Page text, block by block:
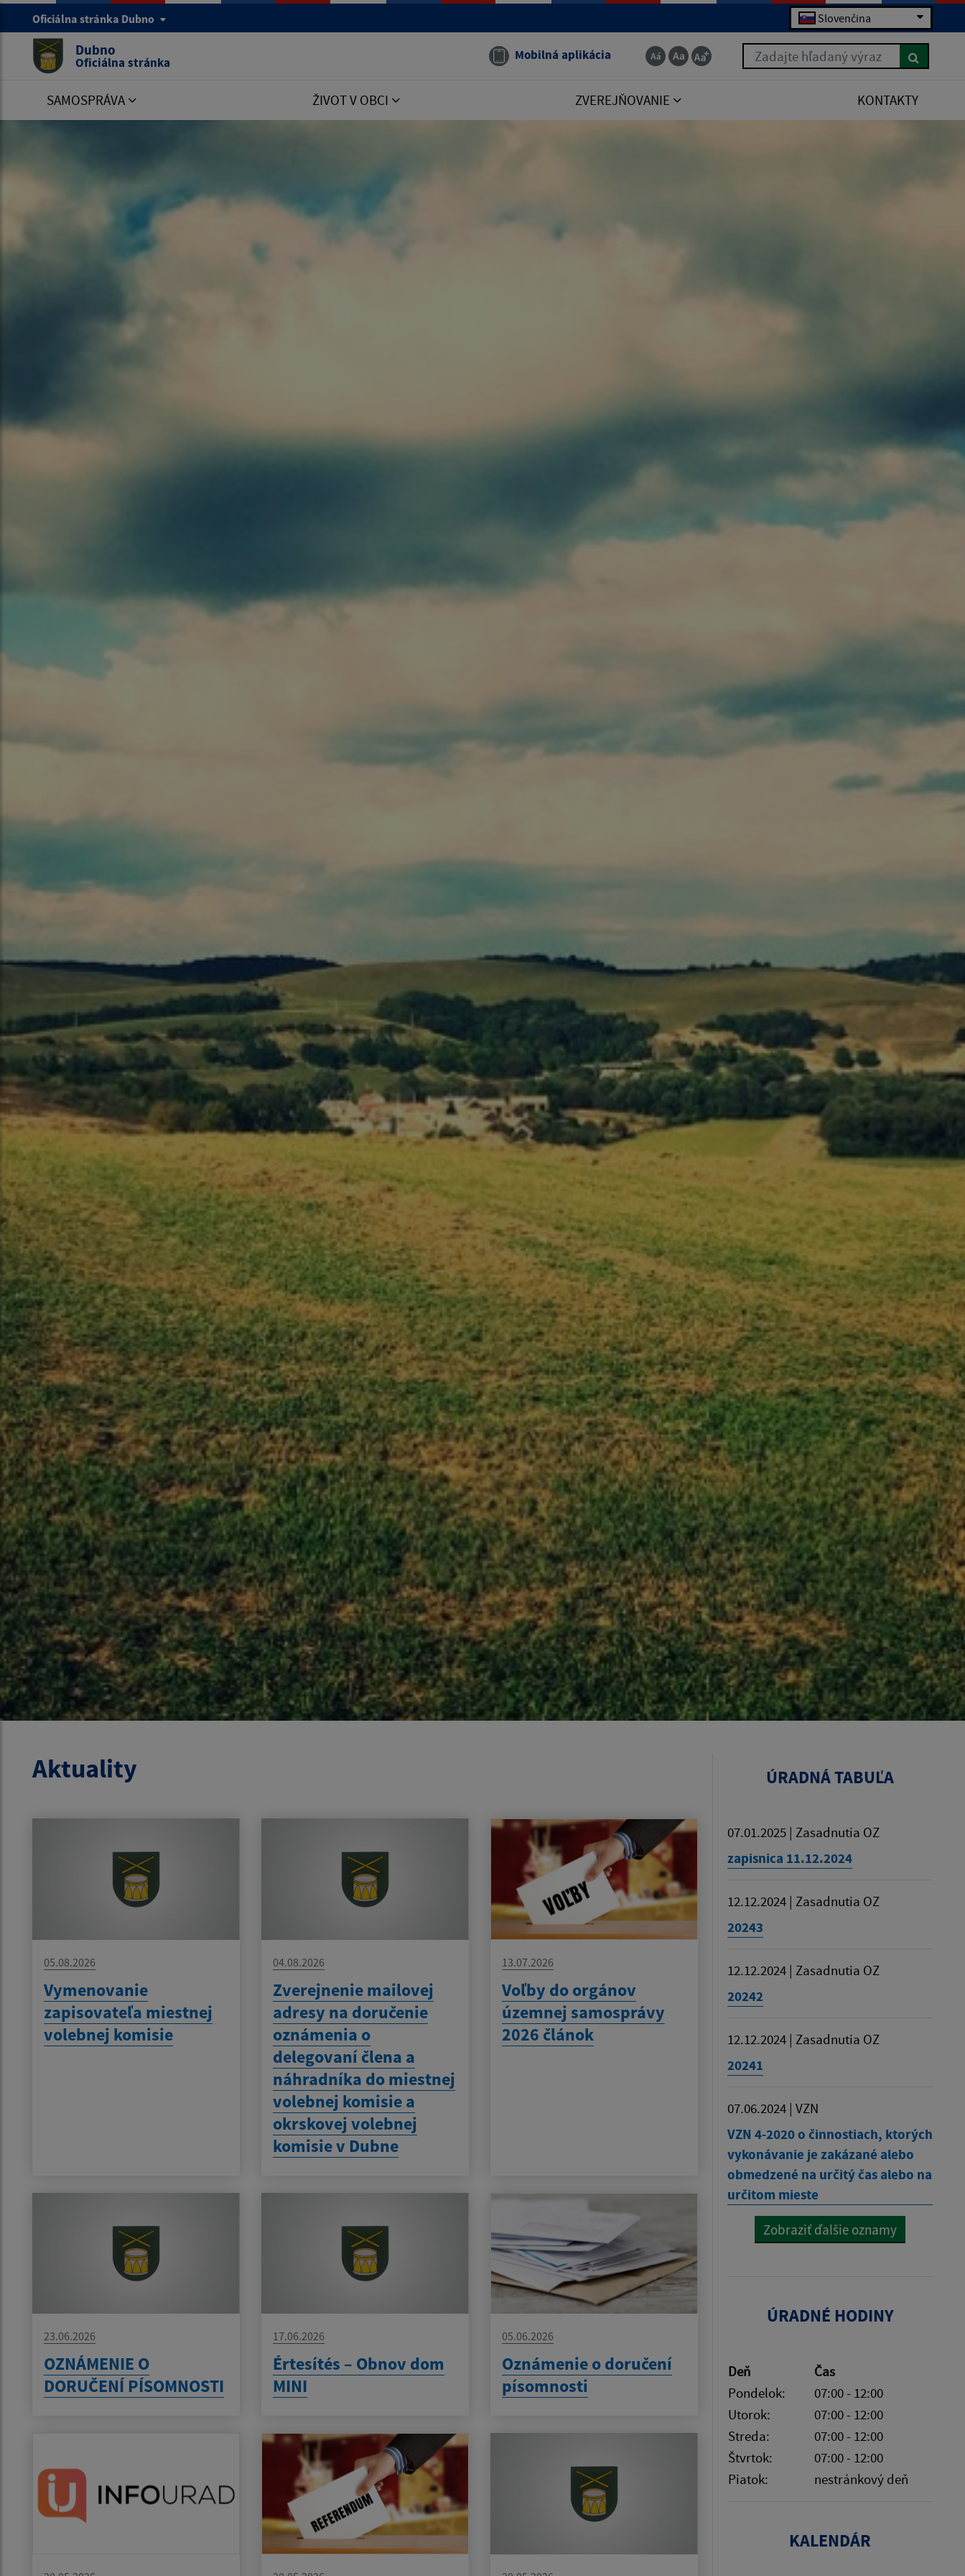
Oficiálna stránka Dubno Slovenčina
Dubno
Oficiálna stránka Mobilná aplikácia Zadajte hľadaný výraz
SAMOSPRÁVA ŽIVOT V OBCI ZVEREJŇOVANIE KONTAKTY
Aktuality
05.08.2026
Vymenovanie
zapisovateľa miestnej
volebnej komisie
04.08.2026
Zverejnenie mailovej
adresy na doručenie
oznámenia o
delegovaní člena a
náhradníka do miestnej
volebnej komisie a
okrskovej volebnej
komisie v Dubne
13.07.2026
Voľby do orgánov
územnej samosprávy
2026 článok
23.06.2026
OZNÁMENIE O
DORUČENÍ PÍSOMNOSTI
17.06.2026
Értesítés – Obnov dom
MINI
05.06.2026
Oznámenie o doručení
písomnosti
ÚRADNÁ TABUĽA
07.01.2025 | Zasadnutia OZ
zapisnica 11.12.2024
12.12.2024 | Zasadnutia OZ
20243
12.12.2024 | Zasadnutia OZ
20242
12.12.2024 | Zasadnutia OZ
20241
07.06.2024 | VZN
VZN 4-2020 o činnostiach, ktorých
vykonávanie je zakázané alebo
obmedzené na určitý čas alebo na
určitom mieste
Zobraziť ďalšie oznamy
ÚRADNÉ HODINY
Deň
Čas
Pondelok:
07:00 - 12:00
Utorok:
07:00 - 12:00
Streda:
07:00 - 12:00
Štvrtok:
07:00 - 12:00
Piatok:
nestránkový deň
KALENDÁR